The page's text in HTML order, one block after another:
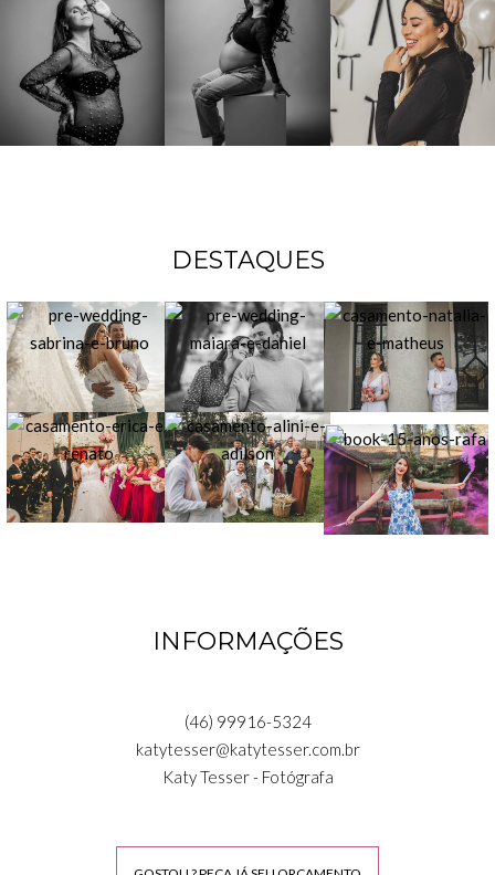
DESTAQUES
INFORMAÇÕES
(46) 99916-5324
katytesser@katytesser.com.br
Katy Tesser - Fotógrafa